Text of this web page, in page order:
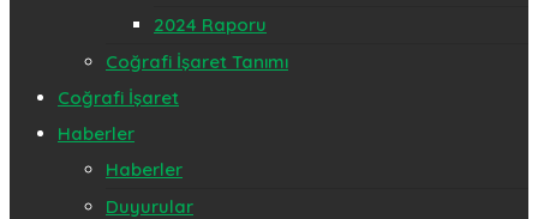
2024 Raporu
Coğrafi İşaret Tanımı
Coğrafi İşaret
Haberler
Haberler
Duyurular